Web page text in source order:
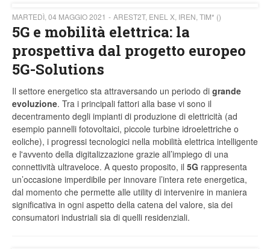
MARTEDÌ, 04 MAGGIO 2021 AREST2T, ENEL X, IREN, TIM* ()
5G e mobilità elettrica: la
prospettiva dal progetto europeo
5G-Solutions
Il settore energetico sta attraversando un periodo di grande
evoluzione. Tra i principali fattori alla base vi sono il
decentramento degli impianti di produzione di elettricità (ad
esempio pannelli fotovoltaici, piccole turbine idroelettriche o
eoliche), i progressi tecnologici nella mobilità elettrica intelligente
e l'avvento della digitalizzazione grazie all’impiego di una
connettività ultraveloce. A questo proposito, il 5G rappresenta
un’occasione imperdibile per innovare l’intera rete energetica,
dal momento che permette alle utility di intervenire in maniera
significativa in ogni aspetto della catena del valore, sia dei
consumatori industriali sia di quelli residenziali.